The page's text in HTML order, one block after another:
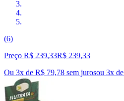
(6)
Preço R$ 239,33R$ 239,33
Ou 3x de R$ 79,78 sem jurosou 3x de